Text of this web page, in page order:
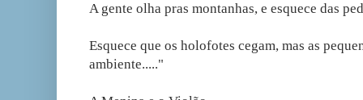
A gente olha pras montanhas, e esquece das
Esquece que os holofotes cegam, mas as
ambiente....."